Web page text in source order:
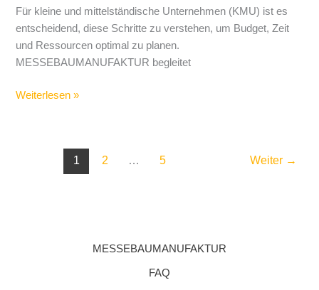
Für kleine und mittelständische Unternehmen (KMU) ist es
entscheidend, diese Schritte zu verstehen, um Budget, Zeit
und Ressourcen optimal zu planen.
MESSEBAUMANUFAKTUR begleitet
hinter
die
Kulissen)
Weiterlesen »
1 2 … 5 Weiter →
MESSEBAUMANUFAKTUR
FAQ